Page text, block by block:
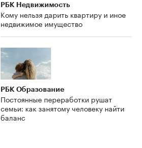
РБК Недвижимость
Кому нельзя дарить квартиру и иное
недвижимое имущество
РБК Образование
Постоянные переработки рушат
семьи: как занятому человеку найти
баланс